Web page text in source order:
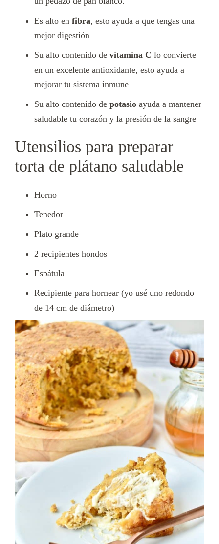
Es alto en fibra, esto ayuda a que tengas una
mejor digestión
Su alto contenido de vitamina C lo convierte
en un excelente antioxidante, esto ayuda a
mejorar tu sistema inmune
Su alto contenido de potasio ayuda a mantener
saludable tu corazón y la presión de la sangre
Utensilios para preparar
torta de plátano saludable
Horno
Tenedor
Plato grande
2 recipientes hondos
Espátula
Recipiente para hornear (yo usé uno redondo
de 14 cm de diámetro)